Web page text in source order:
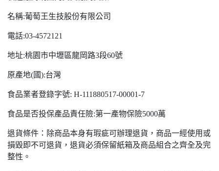
名稱:葡萄王生技股份有限公司
電話:03-4572121
地址:桃園市中壢區龍岡路3段60號
原產地(國):台灣
食品業者登錄字號: H-111880517-00001-7
食品是否投保產品責任險:第一產物保險5000萬
退貨條件：除商品本身有瑕疵可辦理退貨，商品一經使用或
損毀即不可退貨，退貨必須保留紙箱及商品組合之齊全及完
整性。